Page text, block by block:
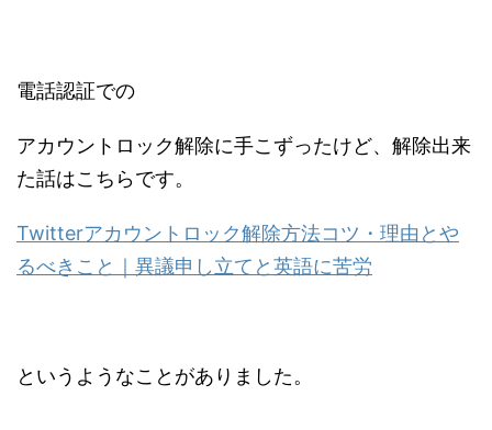
電話認証での
アカウントロック解除に手こずったけど、解除出来
た話はこちらです。
Twitterアカウントロック解除方法コツ・理由とや
るべきこと｜異議申し立てと英語に苦労
というようなことがありました。